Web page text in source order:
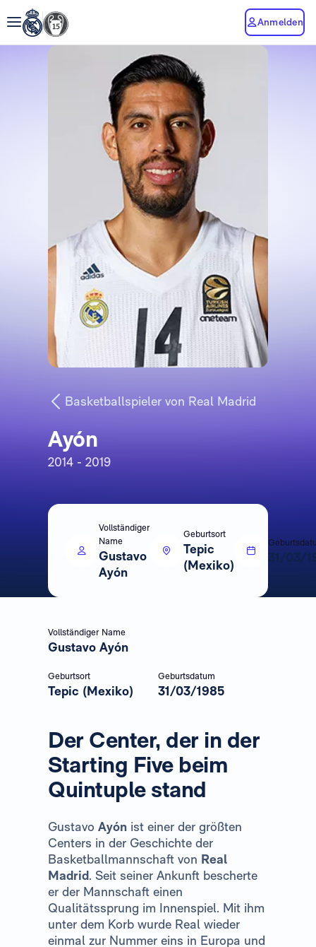
Anmelden
Basketballspieler von Real Madrid
Ayón
2014 - 2019
Vollständiger
Name
Gustavo
Ayón
Geburtsort
Tepic
(Mexiko)
31/03/
Vollständiger Name
Gustavo Ayón
Geburtsort
Tepic (Mexiko)
Geburtsdatum
31/03/1985
Der Center, der in der
Starting Five beim
Quintuple stand
Gustavo Ayón ist einer der größten
Centers in der Geschichte der
Basketballmannschaft von Real
Madrid. Seit seiner Ankunft bescherte
er der Mannschaft einen
Qualitätssprung im Innenspiel. Mit ihm
unter dem Korb wurde Real wieder
einmal zur Nummer eins in Europa und